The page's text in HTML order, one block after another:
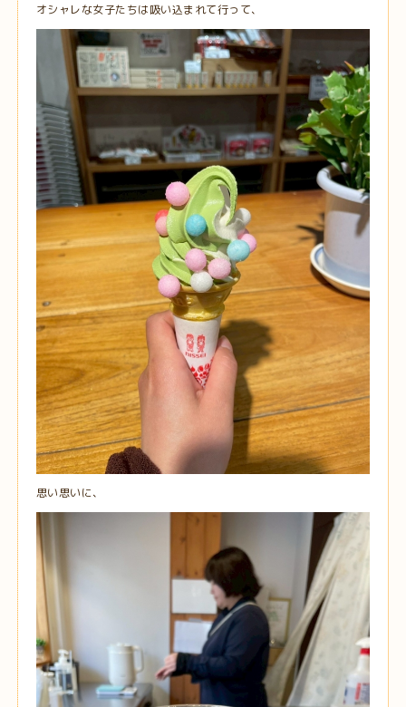
オシャレな女子たちは吸い込まれて行って、
思い思いに、